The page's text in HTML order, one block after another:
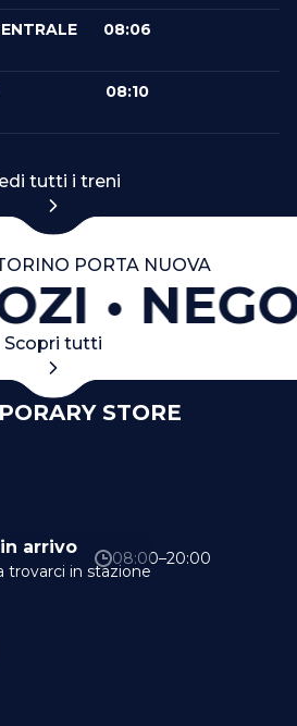
08:06
08:10
tutti i treni
PORTA NUOVA
Scopri tutti
STORE
arrivo
trovarci in stazione
08:00–20:00